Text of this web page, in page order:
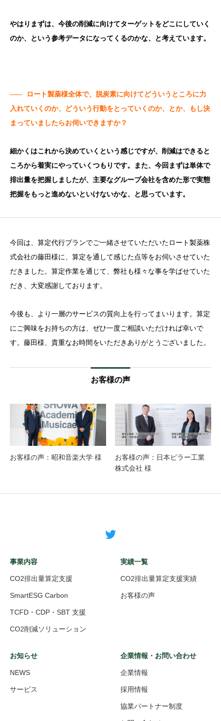
やはりまずは、今後の削減に向けてターゲットをどこにしていく
のか、という参考データになってくるのかな、と考えています。
——
ロート製薬様全体で、脱炭素に向けてどういうところに力
入れていくのか、どういう行動をとっていくのか、とか、もし決
まっていましたらお伺いできますか？
細かくはこれから決めていくという感じですが、削減はできると
ころから着実にやっていくつもりです。また、今回まずは単体で
排出量を把握しましたが、主要なグループ会社を含めた形で実態
把握をもっと進めないといけないかな、と思っています。
今回は、算定代行プランでご一緒させていただいたロート製薬株
式会社の藤田様に、算定を通して感じた点等をお伺いさせていた
だきました。算定作業を通じて、弊社も様々な事を学ばせていた
だき、大変感謝しております。
今後も、より一層のサービスの質向上を行ってまいります。算定
にご興味をお持ちの方は、ぜひ一度ご相談いただければ幸いで
す。藤田様、貴重なお時間をいただきありがとうございました。
お客様の声
お客様の声：昭和音楽大学 様
お客様の声：日本ピラー工業
株式会社 様
事業内容
CO2排出量算定支援
SmartESG Carbon
TCFD・CDP・SBT 支援
CO2削減ソリューション
実績一覧
CO2排出量算定支援実績
お客様の声
お知らせ
NEWS
サービス
企業情報・お問い合わせ
企業情報
採用情報
協業パートナー制度